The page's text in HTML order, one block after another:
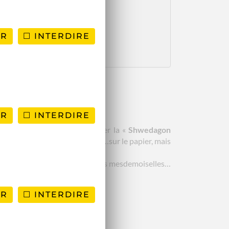
pas le temps de visiter la «Shwedagon
train…C’est parti pour 16h…sur le papier, mais
à utiliser, surtout pour nous mesdemoiselles…
INTERDIRE
INTERDIRE
INTERDIRE